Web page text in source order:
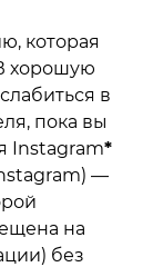
которая
хорошую
в
пока вы
Instagram*
—
на
без